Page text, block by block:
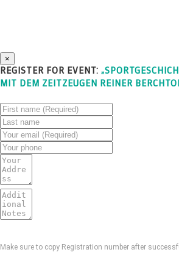
×
REGISTER FOR EVENT:
MIT DEM ZEITZEUGEN REINER
Make sure to copy Registration number after